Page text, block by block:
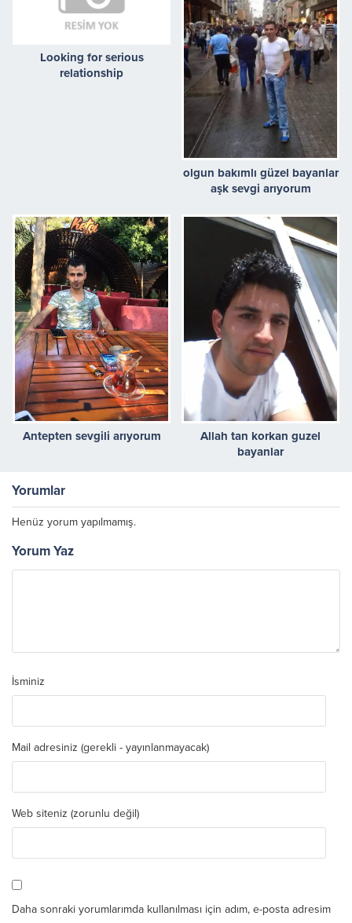
Looking for serious
relationship
olgun bakımlı güzel bayanlar
aşk sevgi arıyorum
Antepten sevgili arıyorum
Allah tan korkan guzel
bayanlar
Yorumlar
Henüz yorum yapılmamış.
Yorum Yaz
İsminiz
Mail adresiniz (gerekli - yayınlanmayacak)
Web siteniz (zorunlu değil)
Daha sonraki yorumlarımda kullanılması için adım, e-posta adresim